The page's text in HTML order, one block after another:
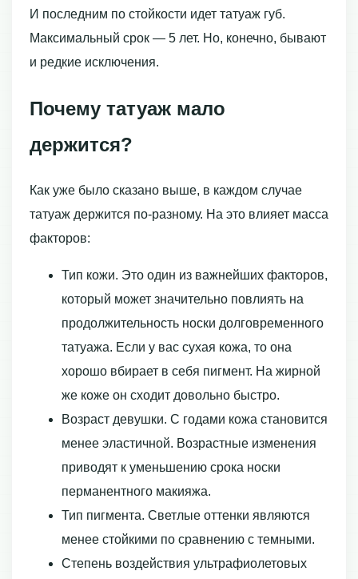
И последним по стойкости идет татуаж губ.
Максимальный срок — 5 лет. Но, конечно, бывают
и редкие исключения.
Почему татуаж мало
держится?
Как уже было сказано выше, в каждом случае
татуаж держится по-разному. На это влияет масса
факторов:
Тип кожи. Это один из важнейших факторов,
который может значительно повлиять на
продолжительность носки долговременного
татуажа. Если у вас сухая кожа, то она
хорошо вбирает в себя пигмент. На жирной
же коже он сходит довольно быстро.
Возраст девушки. С годами кожа становится
менее эластичной. Возрастные изменения
приводят к уменьшению срока носки
перманентного макияжа.
Тип пигмента. Светлые оттенки являются
менее стойкими по сравнению с темными.
Степень воздействия ультрафиолетовых